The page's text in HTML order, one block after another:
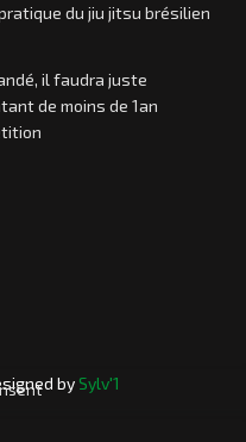
du jiu jitsu brésilien
il faudra juste
de moins de 1an
bySylv'1